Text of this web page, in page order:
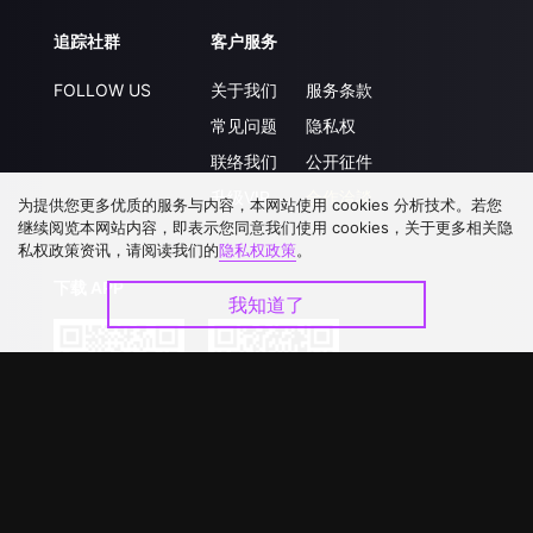
追踪社群
FOLLOW US
客户服务
关于我们
常见问题
联络我们
升级VIP
服务条款
隐私权
公开征件
合作洽談
下载 APP
为提供您更多优质的服务与内容，本网站使用 cookies 分析技术。若您
继续阅览本网站内容，即表示您同意我们使用 cookies，关于更多相关隐
私权政策资讯，请阅读我们的隐私权政策。
我知道了